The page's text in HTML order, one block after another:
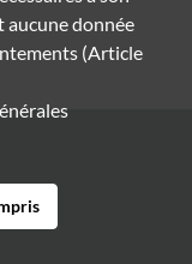
donnée
(Article